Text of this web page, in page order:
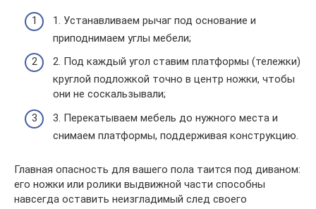
1. Устанавливаем рычаг под основание и
приподнимаем углы мебели;
2. Под каждый угол ставим платформы (тележки)
круглой подложкой точно в центр ножки, чтобы
они не соскальзывали;
3. Перекатываем мебель до нужного места и
снимаем платформы, поддерживая конструкцию.
Главная опасность для вашего пола таится под диваном:
его ножки или ролики выдвижной части способны
навсегда оставить неизгладимый след своего